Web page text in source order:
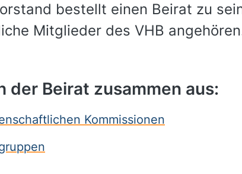
bestellt einen Beirat zu
Mitglieder des VHB
der Beirat zusammen aus:
Kommissionen